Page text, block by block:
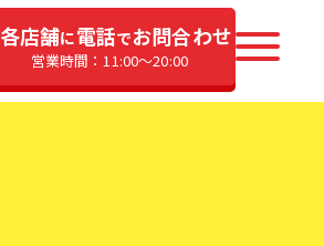
各店舗に電話でお問合わせ
営業時間：11:00〜20:00